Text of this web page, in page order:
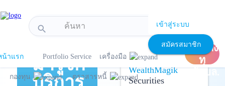
search เข้าสู่ระบบ
สมัครสมาชิก
น้าแรก
Portfolio Service เครื่องมือ
กองทุน ตราสารหนี้
เปิด
บัญชีลง
ทุ
นกับบล.
แนะนำ
มารู้จัก
บริการ
เปิดบัญชี
และ
ลงทุนด้วยตัวเอง
ได้ที่
WealthMagik
Securities